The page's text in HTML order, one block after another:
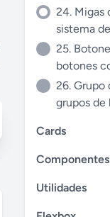
24. Migas
sistema
25.
botones
26. Grupo
grupos de
Cards
Utilidades